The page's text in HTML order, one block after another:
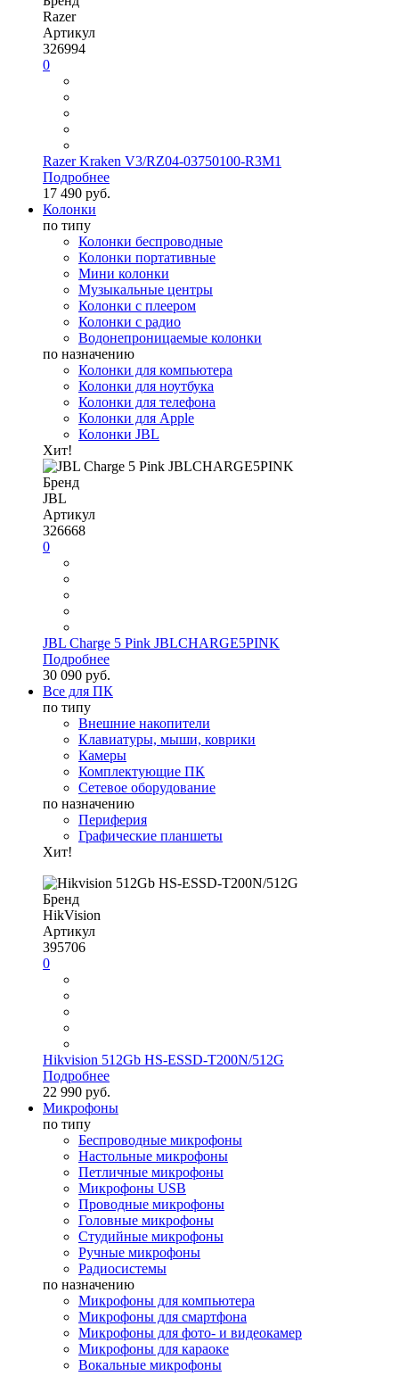
Razer
Артикул
326994
0
Razer Kraken V3/RZ04-03750100-R3M1
Подробнее
17 490 руб.
Колонки
по типу
Колонки беспроводные
Колонки портативные
Мини колонки
Музыкальные центры
Колонки с плеером
Колонки с радио
Водонепроницаемые колонки
по назначению
Колонки для компьютера
Колонки для ноутбука
Колонки для телефона
Колонки для Apple
Колонки JBL
Хит!
Бренд
JBL
Артикул
326668
0
JBL Charge 5 Pink JBLCHARGE5PINK
Подробнее
30 090 руб.
Все для ПК
по типу
Внешние накопители
Клавиатуры, мыши, коврики
Камеры
Комплектующие ПК
Сетевое оборудование
по назначению
Периферия
Графические планшеты
Хит!
Бренд
HikVision
Артикул
395706
0
Hikvision 512Gb HS-ESSD-T200N/512G
Подробнее
22 990 руб.
Микрофоны
по типу
Беспроводные микрофоны
Настольные микрофоны
Петличные микрофоны
Микрофоны USB
Проводные микрофоны
Головные микрофоны
Студийные микрофоны
Ручные микрофоны
Радиосистемы
по назначению
Микрофоны для компьютера
Микрофоны для смартфона
Микрофоны для фото- и видеокамер
Микрофоны для караоке
Вокальные микрофоны